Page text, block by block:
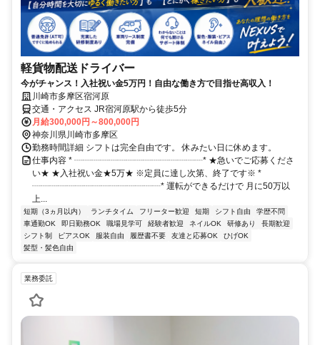
軽貨物配送ドライバー
今がチャンス！入社祝い金5万円！自由な働き方で目指せ高収入！
川崎市多摩区宿河原
交通・アクセス JR宿河原駅から徒歩5分
月給300,000円～800,000円
神奈川県川崎市多摩区
勤務時間詳細 シフトは完全自由です。 休みたい日に休めます。
仕事内容 * ┈┈┈┈┈┈┈┈┈┈┈┈┈┈┈* ★急いでご応募くださ
い★ ★入社祝い金★5万★ ※定員に達し次第、終了です※ *
┈┈┈┈┈┈┈┈┈┈┈┈┈┈┈* 運転ができるだけで 月に50万以
上...
短期（3ヵ月以内） ランチタイム フリーター歓迎 短期 シフト自由
学歴不問
車通勤OK
即日勤務OK 職場見学可 経験者歓迎 ネイルOK 研修あり
長期歓迎
シフト制
ピアスOK 服装自由 履歴書不要 友達と応募OK
ひげOK
髪型・髪色自由
業務委託